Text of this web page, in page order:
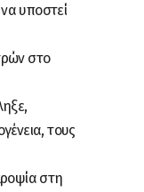
υποστεί
στο
τους
στη